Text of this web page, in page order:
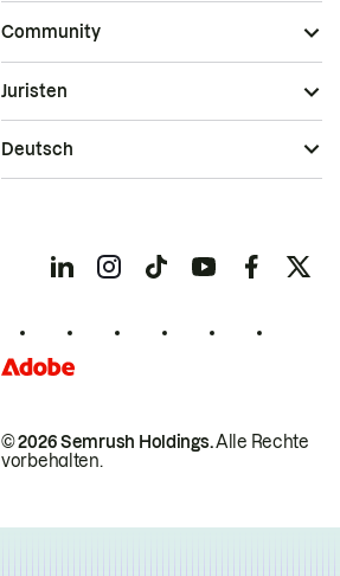
Community
© 2026 Semrush Holdings.Alle Rechte
vorbehalten.
Juristen
Deutsch